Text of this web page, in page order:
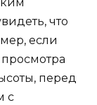
что
если
перед
с